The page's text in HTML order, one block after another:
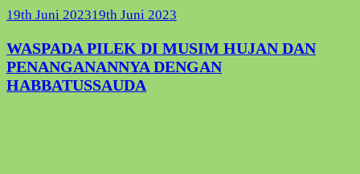
19th Juni 202319th Juni 2023
WASPADA PILEK DI MUSIM HUJAN DAN
PENANGANANNYA DENGAN
HABBATUSSAUDA